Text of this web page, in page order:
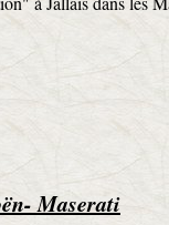
Maserati